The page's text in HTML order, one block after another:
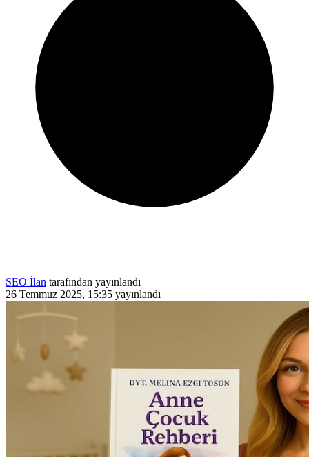
SEO İlan tarafından yayınlandı
26 Temmuz 2025, 15:35 yayınlandı